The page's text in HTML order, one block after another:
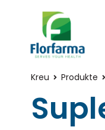
Kreu Produkte